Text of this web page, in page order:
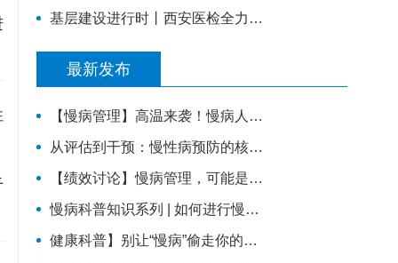
基层建设进行时丨西安医检全力提升蓝田县基层医疗服务能力
最新发布
【慢病管理】高温来袭！慢病人群安稳度夏，请牢记这6件事。
从评估到干预：慢性病预防的核心能力体系，教你科学管理健康
【绩效讨论】慢病管理，可能是基层医院转型的重要入口？！
慢病科普知识系列 | 如何进行慢病管理？
健康科普】别让“慢病”偷走你的生活！这份科学防控指南请收好